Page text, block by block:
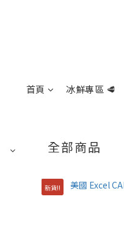
首頁 冰鮮專區 🥩
全部商品
新貨!!